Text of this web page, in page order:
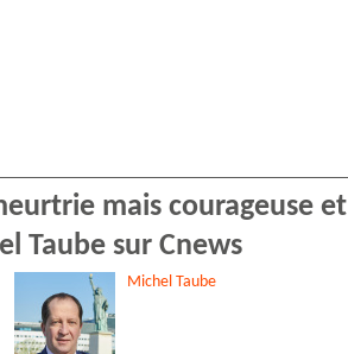
mais courageuse et
Taube sur Cnews
Michel Taube